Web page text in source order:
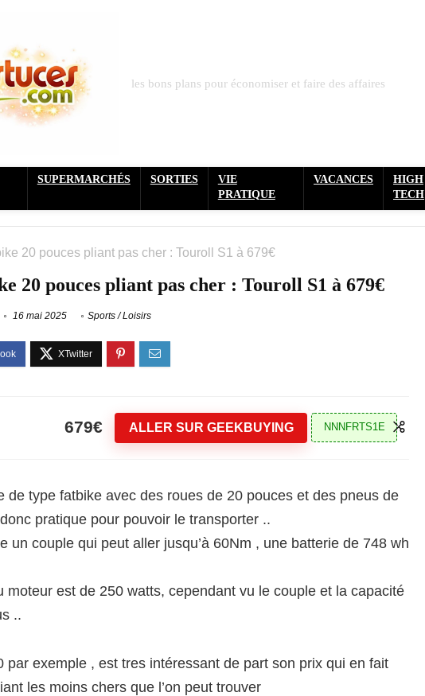
les bons plans pour économiser et faire des affaires
SUPERMARCHÉS SORTIES
VIE
PRATIQUE
VACANCES
HIGH
TECH
20 pouces pliant pas cher : Touroll S1 à 679€
20 pouces pliant pas cher : Touroll S1 à 679€
16 mai 2025 Sports / Loisirs
679€ ALLER SUR GEEKBUYING NNNFRTS1E
de type fatbike avec des roues de 20 pouces et des pneus de
pratique pour pouvoir le transporter ..
un couple qui peut aller jusqu’à 60Nm , une batterie de 748 wh
moteur est de 250 watts, cependant vu le couple et la capacité
..
par exemple , est tres intéressant de part son prix qui en fait
les moins chers que l’on peut trouver